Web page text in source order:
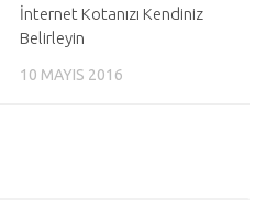
İnternet Kotanızı Kendiniz
Belirleyin
10 MAYIS 2016